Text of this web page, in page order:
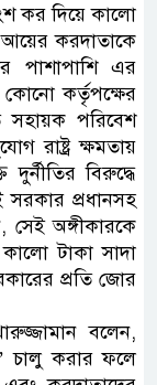
কর দিয়ে কালো
করদাতাকে
পাশাপাশি এর
কর্তৃপক্ষের
সহায়ক পরিবেশ
রাষ্ট্র ক্ষমতায়
বিরুদ্ধে
সরকার প্রধানসহ
সেই অঙ্গীকারকে
টাকা সাদা
প্রতি জোর
বলেন,
চালু করার ফলে